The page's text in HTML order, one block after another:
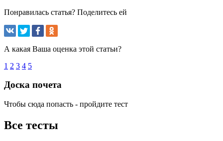
Понравилась статья? Поделитесь ей
А какая Ваша оценка этой статьи?
1 2 3 4 5
Доска почета
Чтобы сюда попасть - пройдите тест
Все тесты